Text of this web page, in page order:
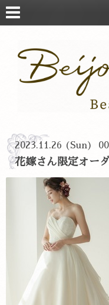
2023.11.26 (Sun)
花嫁さん限定オー